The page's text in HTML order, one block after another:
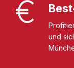
und